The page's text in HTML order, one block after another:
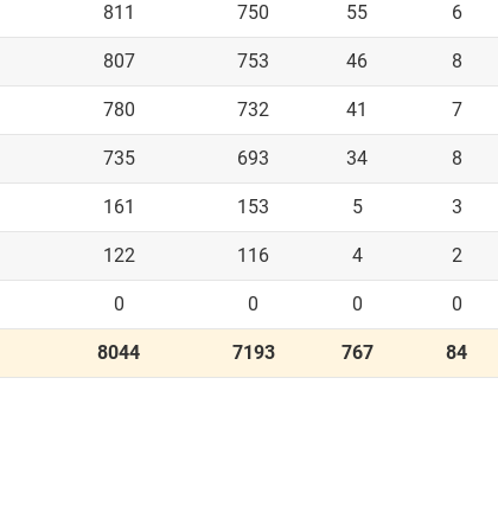
811 750 55 6
807 753 46 8
780 732 41 7
735 693 34 8
161 153 5 3
122 116 4 2
0 0 0 0
8044 7193 767 84